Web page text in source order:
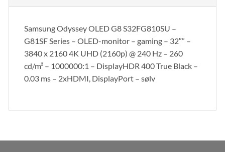
Samsung Odyssey OLED G8 S32FG810SU –
G81SF Series – OLED-monitor – gaming – 32″” –
3840 x 2160 4K UHD (2160p) @ 240 Hz – 260
cd/m² – 1000000:1 – DisplayHDR 400 True Black –
0.03 ms – 2xHDMI, DisplayPort – sølv